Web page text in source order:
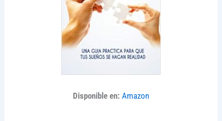
Disponible en: Amazon